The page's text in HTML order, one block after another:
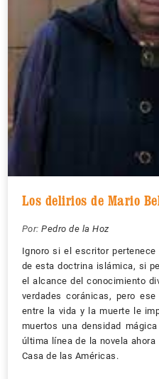
Los delirios de Mario
Por: Pedro de la Hoz
Ignoro si el escritor
de esta doctrina islámica, si
el alcance del conocimiento
verdades coránicas, pero
entre la vida y la muerte le
muertos una densidad
última línea de la novela ahora
Casa de las Américas.